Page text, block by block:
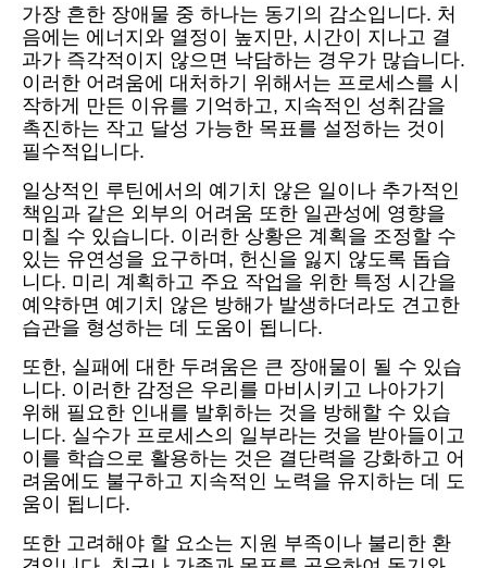
가장 흔한 장애물 중 하나는 동기의 감소입니다. 처
음에는 에너지와 열정이 높지만, 시간이 지나고 결
과가 즉각적이지 않으면 낙담하는 경우가 많습니다.
이러한 어려움에 대처하기 위해서는 프로세스를 시
작하게 만든 이유를 기억하고, 지속적인 성취감을
촉진하는 작고 달성 가능한 목표를 설정하는 것이
필수적입니다.
일상적인 루틴에서의 예기치 않은 일이나 추가적인
책임과 같은 외부의 어려움 또한 일관성에 영향을
미칠 수 있습니다. 이러한 상황은 계획을 조정할 수
있는 유연성을 요구하며, 헌신을 잃지 않도록 돕습
니다. 미리 계획하고 주요 작업을 위한 특정 시간을
예약하면 예기치 않은 방해가 발생하더라도 견고한
습관을 형성하는 데 도움이 됩니다.
또한, 실패에 대한 두려움은 큰 장애물이 될 수 있습
니다. 이러한 감정은 우리를 마비시키고 나아가기
위해 필요한 인내를 발휘하는 것을 방해할 수 있습
니다. 실수가 프로세스의 일부라는 것을 받아들이고
이를 학습으로 활용하는 것은 결단력을 강화하고 어
려움에도 불구하고 지속적인 노력을 유지하는 데 도
움이 됩니다.
또한 고려해야 할 요소는 지원 부족이나 불리한 환